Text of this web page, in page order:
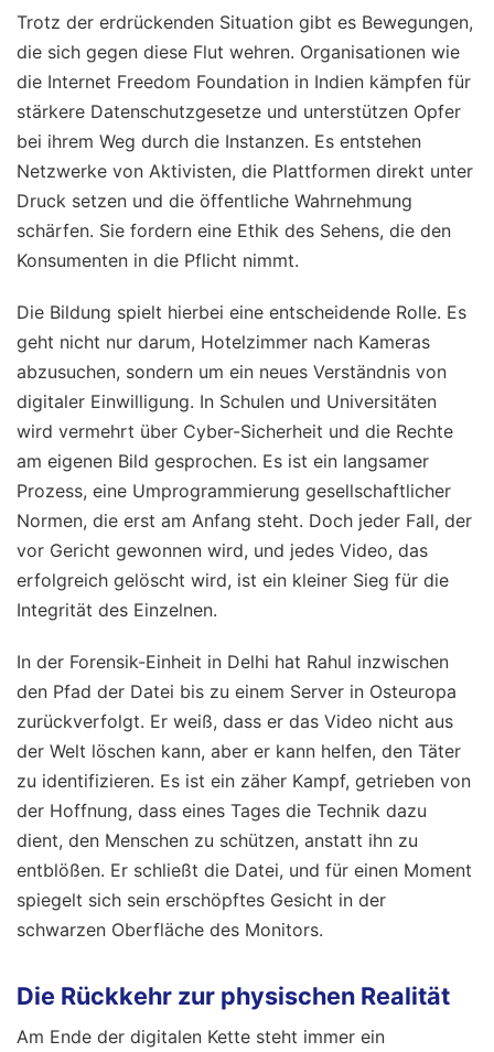
Trotz der erdrückenden Situation gibt es Bewegungen,
die sich gegen diese Flut wehren. Organisationen wie
die Internet Freedom Foundation in Indien kämpfen für
stärkere Datenschutzgesetze und unterstützen Opfer
bei ihrem Weg durch die Instanzen. Es entstehen
Netzwerke von Aktivisten, die Plattformen direkt unter
Druck setzen und die öffentliche Wahrnehmung
schärfen. Sie fordern eine Ethik des Sehens, die den
Konsumenten in die Pflicht nimmt.
Die Bildung spielt hierbei eine entscheidende Rolle. Es
geht nicht nur darum, Hotelzimmer nach Kameras
abzusuchen, sondern um ein neues Verständnis von
digitaler Einwilligung. In Schulen und Universitäten
wird vermehrt über Cyber-Sicherheit und die Rechte
am eigenen Bild gesprochen. Es ist ein langsamer
Prozess, eine Umprogrammierung gesellschaftlicher
Normen, die erst am Anfang steht. Doch jeder Fall, der
vor Gericht gewonnen wird, und jedes Video, das
erfolgreich gelöscht wird, ist ein kleiner Sieg für die
Integrität des Einzelnen.
In der Forensik-Einheit in Delhi hat Rahul inzwischen
den Pfad der Datei bis zu einem Server in Osteuropa
zurückverfolgt. Er weiß, dass er das Video nicht aus
der Welt löschen kann, aber er kann helfen, den Täter
zu identifizieren. Es ist ein zäher Kampf, getrieben von
der Hoffnung, dass eines Tages die Technik dazu
dient, den Menschen zu schützen, anstatt ihn zu
entblößen. Er schließt die Datei, und für einen Moment
spiegelt sich sein erschöpftes Gesicht in der
schwarzen Oberfläche des Monitors.
Die Rückkehr zur physischen Realität
Am Ende der digitalen Kette steht immer ein